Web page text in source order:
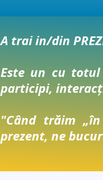
A trai in/din
Este un cu
participi,
"Când trăim
prezent, ne